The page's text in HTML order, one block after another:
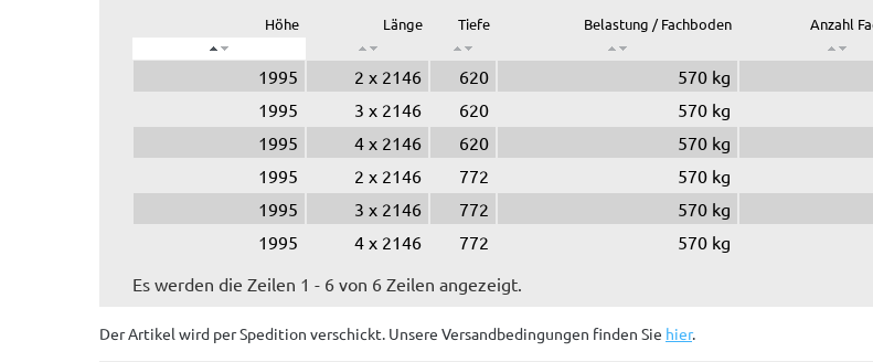
Höhe Länge Tiefe Belastung / Fachboden Anzahl
1995 2 x 2146 620 570 kg
1995
3 x 2146 620 570 kg
1995
4 x 2146 620 570 kg
1995
2 x 2146 772 570 kg
1995
3 x 2146 772 570 kg
1995
4 x 2146 772 570 kg
Es werden die Zeilen 1 - 6 von 6 Zeilen angezeigt.
Der Artikel wird per Spedition verschickt. Unsere Versandbedingungen finden Sie hier.